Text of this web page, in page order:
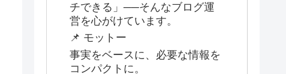
チできる」──そんなブログ運
営を心がけています。
📌 モットー
事実をベースに、必要な情報を
コンパクトに。